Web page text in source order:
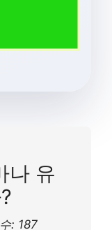
나 유
: 187